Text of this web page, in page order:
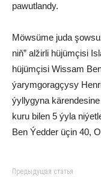
pa­wut­lan­dy.
Möw­sü­me ju­da
niň” al­žir­li hü­jüm­çi­si
hü­jüm­çi­si Wis­sam
ýa­rym­go­rag­çy­sy
ýyl­lygyna
ku­ru bi­len 5 ýy­la
Ben Ýed­der üçin 40,
Предыдущая статья